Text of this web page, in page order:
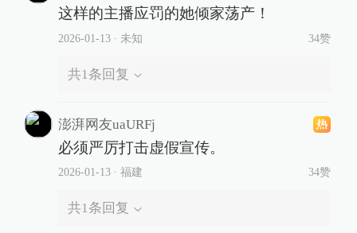
这样的主播应罚的她倾家荡产！
2026-01-13∙ 未知 34赞
共1 条回复
澎湃网友uaURFj
必须严厉打击虚假宣传。
2026-01-13∙ 福建 34赞
共1条回复